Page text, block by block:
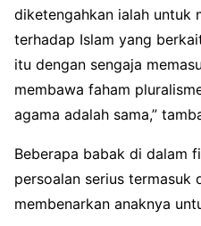
diketengahkan ialah untuk
terhadap Islam yang
itu dengan sengaja
membawa faham
agama adalah sama,”
Beberapa babak di dalam
persoalan serius termasuk
membenarkan anaknya